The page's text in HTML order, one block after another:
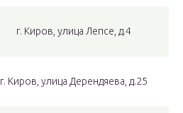
г. Киров, улица Лепсе, д.4
г. Киров, улица Дерендяева, д.25